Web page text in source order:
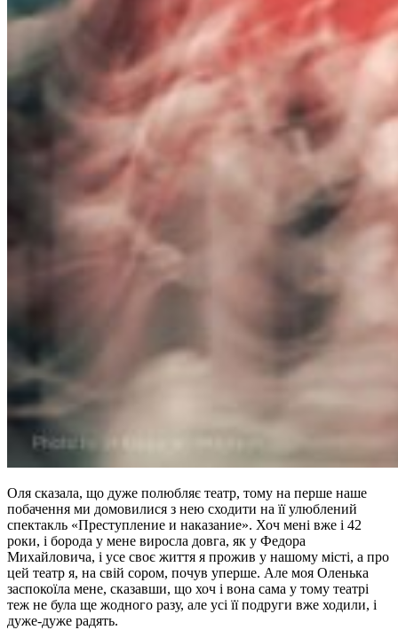
Оля сказала, що дуже полюбляє театр, тому на перше наше
побачення ми домовилися з нею сходити на її улюблений
спектакль «Преступление и наказание». Хоч мені вже і 42
роки, і борода у мене виросла довга, як у Федора
Михайловича, і усе своє життя я прожив у нашому місті, а про
цей театр я, на свій сором, почув уперше. Але моя Оленька
заспокоїла мене, сказавши, що хоч і вона сама у тому театрі
теж не була ще жодного разу, але усі її подруги вже ходили, і
дуже-дуже радять.